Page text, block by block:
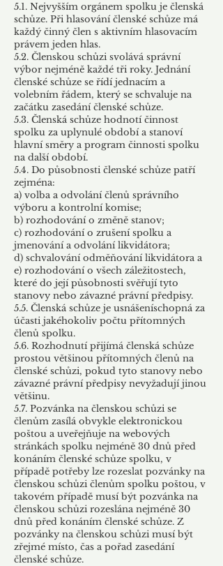
5.1. Nejvyšším orgánem spolku je členská
schůze. Při hlasování členské schůze má
každý činný člen s aktivním hlasovacím
právem jeden hlas.
5.2. Členskou schůzi svolává správní
výbor nejméně každé tři roky. Jednání
členské schůze se řídí jednacím a
volebním řádem, který se schvaluje na
začátku zasedání členské schůze.
5.3. Členská schůze hodnotí činnost
spolku za uplynulé období a stanoví
hlavní směry a program činnosti spolku
na další období.
5.4. Do působnosti členské schůze patří
zejména:
a) volba a odvolání členů správního
výboru a kontrolní komise;
b) rozhodování o změně stanov;
c) rozhodování o zrušení spolku a
jmenování a odvolání likvidátora;
d) schvalování odměňování likvidátora a
e) rozhodování o všech záležitostech,
které do její působnosti svěřují tyto
stanovy nebo závazné právní předpisy.
5.5. Členská schůze je usnášeníschopná za
účasti jakéhokoliv počtu přítomných
členů spolku.
5.6. Rozhodnutí přijímá členská schůze
prostou většinou přítomných členů na
členské schůzi, pokud tyto stanovy nebo
závazné právní předpisy nevyžadují jinou
většinu.
5.7. Pozvánka na členskou schůzi se
členům zasílá obvykle elektronickou
poštou a uveřejňuje na webových
stránkách spolku nejméně 30 dnů před
konáním členské schůze spolku, v
případě potřeby lze rozeslat pozvánky na
členskou schůzi členům spolku poštou, v
takovém případě musí být pozvánka na
členskou schůzi rozeslána nejméně 30
dnů před konáním členské schůze. Z
pozvánky na členskou schůzi musí být
zřejmé místo, čas a pořad zasedání
členské schůze.